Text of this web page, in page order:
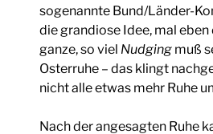
sogenannte Bund/Länder-
die grandiose Idee, mal
ganze, so viel Nudging muß
Osterruhe – das klingt
nicht alle etwas mehr Ruhe
Nach der angesagten Ruhe